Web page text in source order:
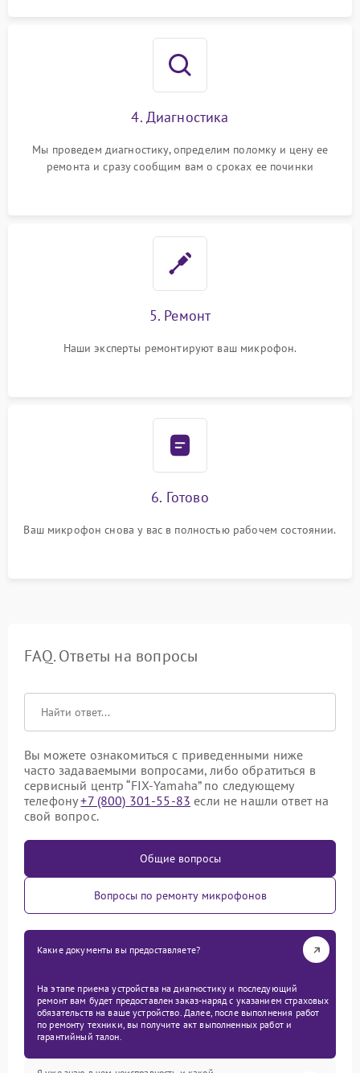
4. Диагностика
Мы проведем диагностику, определим поломку и цену ее
ремонта и сразу сообщим вам о сроках ее починки
5. Ремонт
Наши эксперты ремонтируют ваш микрофон.
6. Готово
Ваш микрофон снова у вас в полностью рабочем состоянии.
FAQ. Ответы на вопросы
Вы можете ознакомиться с приведенными ниже
часто задаваемыми вопросами, либо обратиться в
сервисный центр “FIX-Yamaha” по следующему
телефону+7 (800) 301-55-83 если не нашли ответ на
свой вопрос.
Общие вопросы
Вопросы по ремонту микрофонов
Какие документы вы предоставляете?
На этапе приема устройства на диагностику и последующий
ремонт вам будет предоставлен заказ-наряд с указанием страховых
обязательств на ваше устройство. Далее, после выполнения работ
по ремонту техники, вы получите акт выполненных работ и
гарантийный талон.